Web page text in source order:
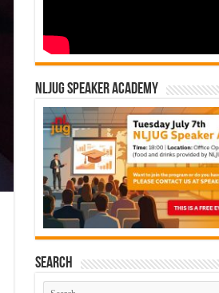
NLJUG Speaker Academy
Search